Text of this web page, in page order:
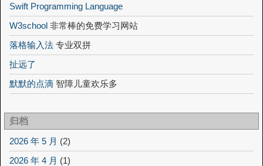
Swift Programming Language
W3school 非常棒的免费学习网站
落格输入法 专业双拼
扯远了
默默的点滴 智障儿童欢乐多
归档
2026 年 5 月 (2)
2026 年 4 月 (1)